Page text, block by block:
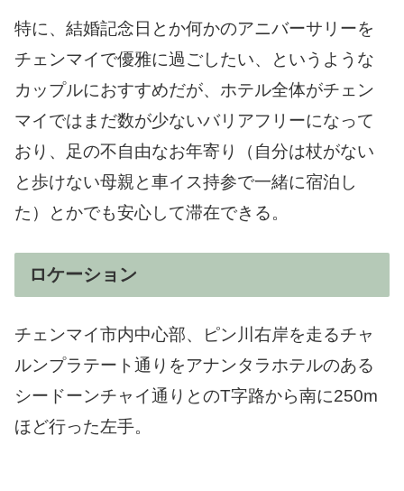
特に、結婚記念日とか何かのアニバーサリーを
チェンマイで優雅に過ごしたい、というような
カップルにおすすめだが、ホテル全体がチェン
マイではまだ数が少ないバリアフリーになって
おり、足の不自由なお年寄り（自分は杖がない
と歩けない母親と車イス持参で一緒に宿泊し
た）とかでも安心して滞在できる。
ロケーション
チェンマイ市内中心部、ピン川右岸を走るチャ
ルンプラテート通りをアナンタラホテルのある
シードーンチャイ通りとのT字路から南に250m
ほど行った左手。